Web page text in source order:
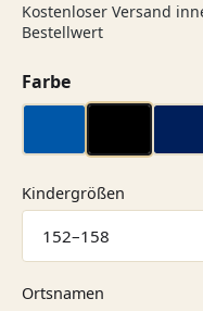
Kostenloser Versand
Bestellwert
Farbeauswählen
Kindergrößen
Ortsnamen